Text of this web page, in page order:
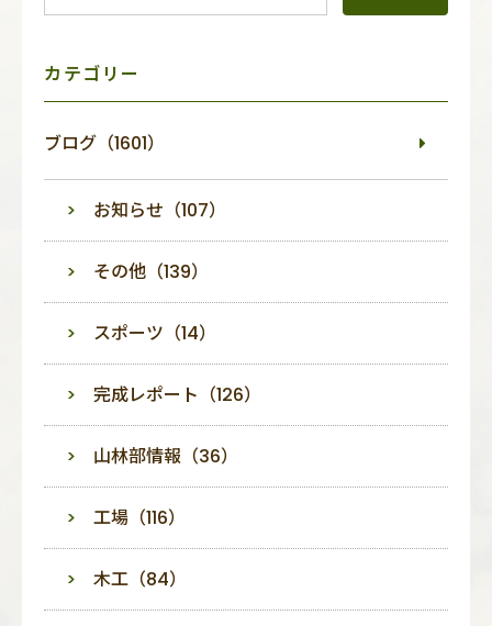
ニ
カテゴリー
ブログ（1601）
お知らせ（107）
その他（139）
スポーツ（14）
完成レポート（126）
山林部情報（36）
工場（116）
木工（84）